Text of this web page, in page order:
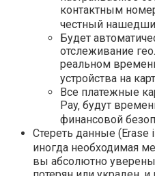
контактным
честный
Будет
отслеживание
реальном
устройства на
Все платежные
Pay‚ будут
финансовой
Стереть данные (Erase
иногда необходимая
вы абсолютно